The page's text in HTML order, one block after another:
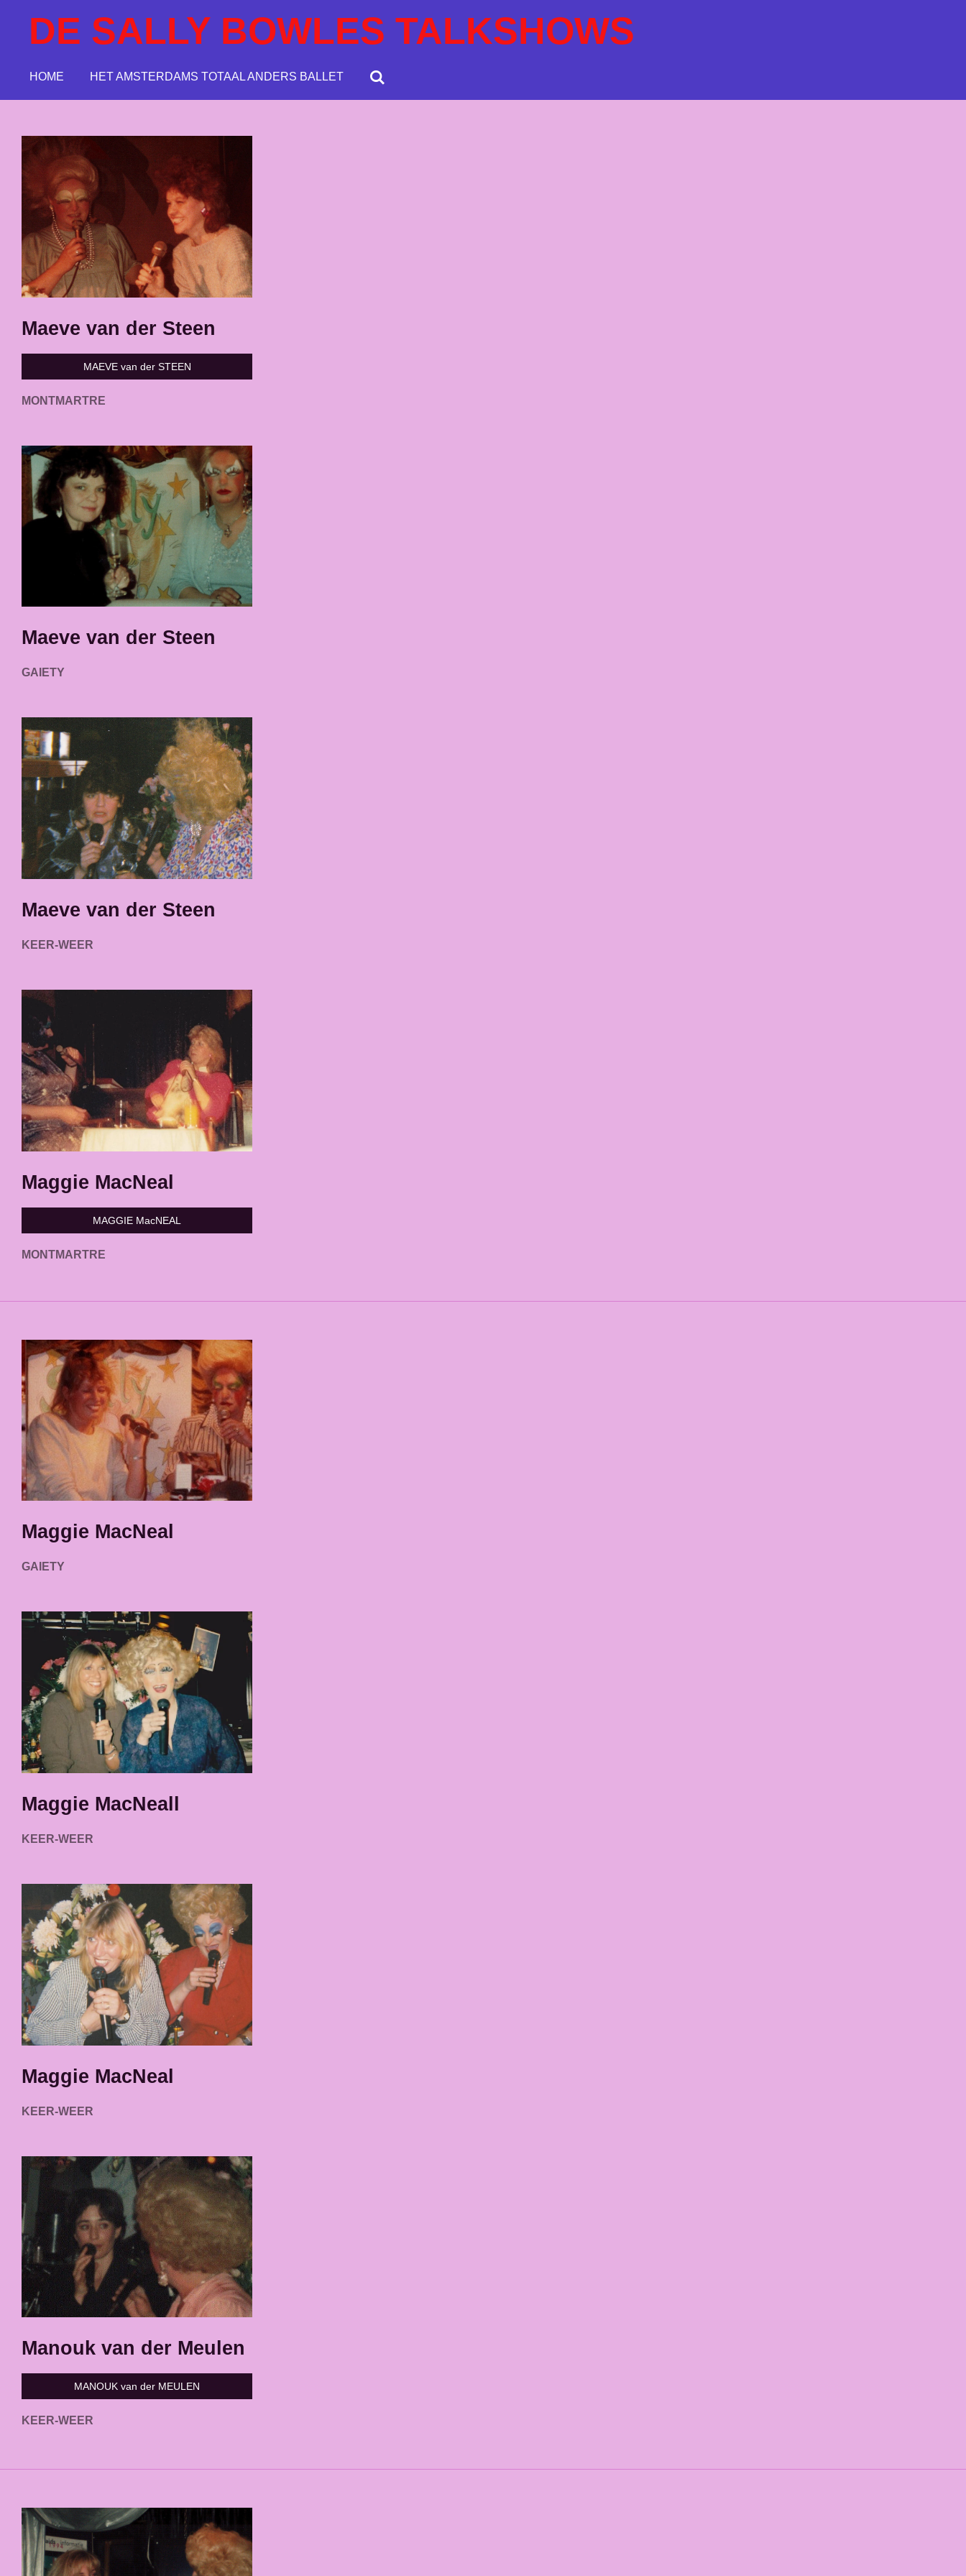
DE SALLY BOWLES TALKSHOWS
HOME HET AMSTERDAMS TOTAAL ANDERS BALLET
Maeve van der Steen
MAEVE van der STEEN
MONTMARTRE
Maeve van der Steen
GAIETY
Maeve van der Steen
KEER-WEER
Maggie MacNeal
MAGGIE MacNEAL
MONTMARTRE
Maggie MacNeal
GAIETY
Maggie MacNeall
KEER-WEER
Maggie MacNeal
KEER-WEER
Manouk van der Meulen
MANOUK van der MEULEN
KEER-WEER